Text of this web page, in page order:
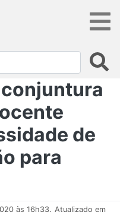
de
para
às 16h33. Atualizado em